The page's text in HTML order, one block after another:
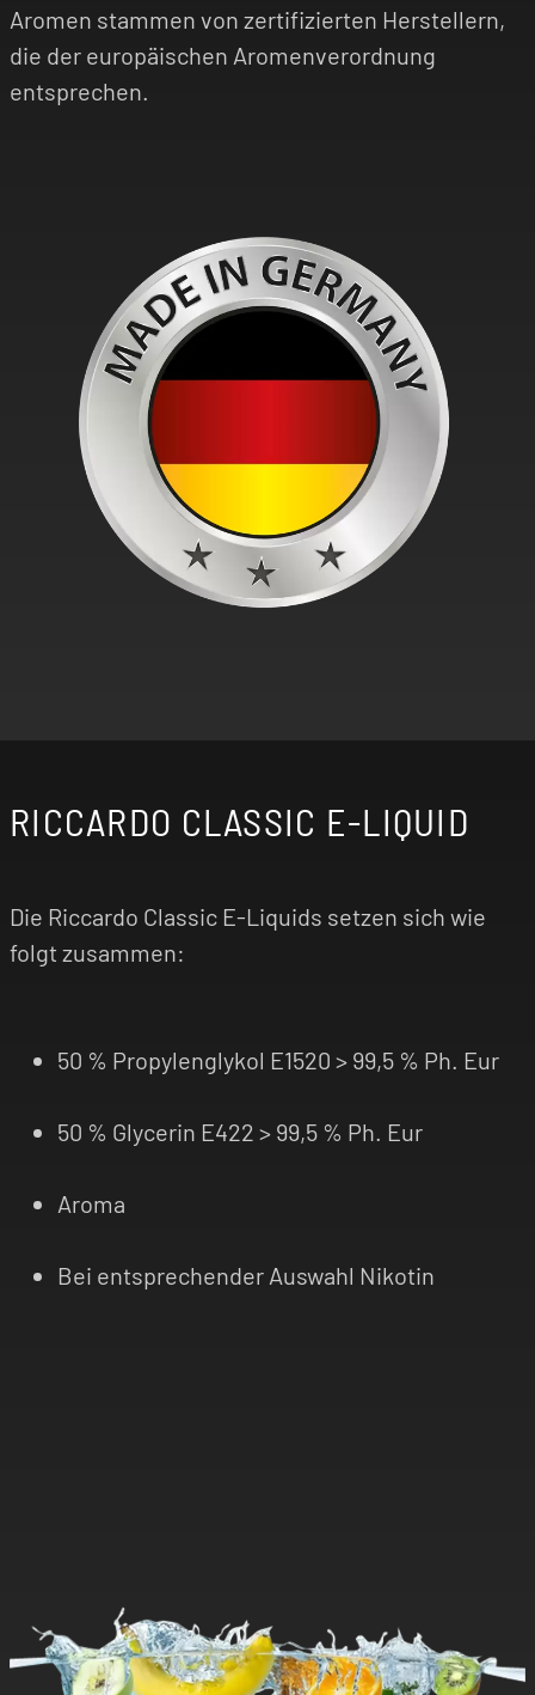
Aromen stammen von zertifizierten Herstellern,
die der europäischen Aromenverordnung
entsprechen.
RICCARDO CLASSIC E-LIQUID
Die Riccardo Classic E-Liquids setzen sich wie
folgt zusammen:
50 % Propylenglykol E1520 > 99,5 % Ph. Eur
50 % Glycerin E422 > 99,5 % Ph. Eur
Aroma
Bei entsprechender Auswahl Nikotin